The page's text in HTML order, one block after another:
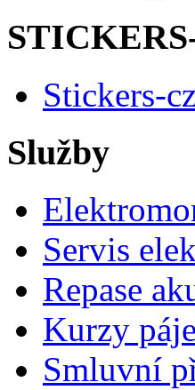
Stickers-
Služby
Servis
Repase
Kurzy
Smluvní